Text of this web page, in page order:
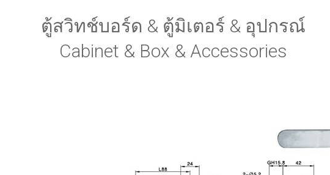
ตู้สวิทช์บอร์ด & ตู้มิเตอร์ & อุปกรณ์
Cabinet & Box & Accessories